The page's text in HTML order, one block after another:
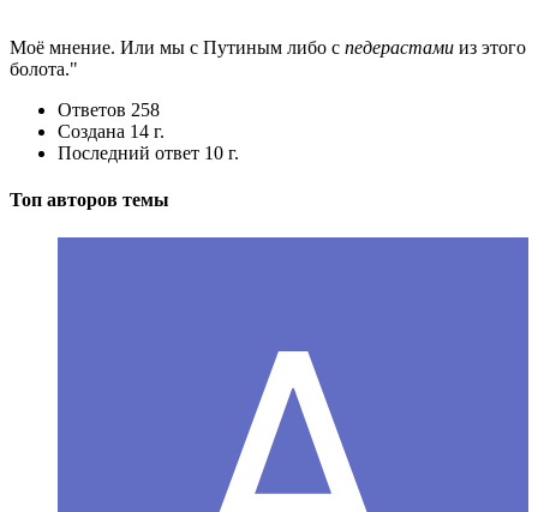
Моё мнение. Или мы с Путиным либо с педерастами из этого
болота."
Ответов 258
Создана 14 г.
Последний ответ 10 г.
Топ авторов темы